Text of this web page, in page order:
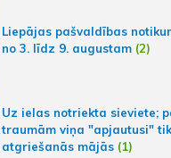
Liepājas pašvaldības
no 3. līdz 9. augustam (2)
Uz ielas notriekta sieviete;
traumām viņa "apjautusi"
atgriešanās mājās (1)